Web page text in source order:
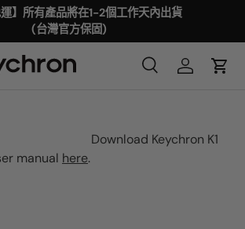
運】所有產品將在1-2個工作天內出貨
(台灣官方保固)
Keychron K1
manual here.